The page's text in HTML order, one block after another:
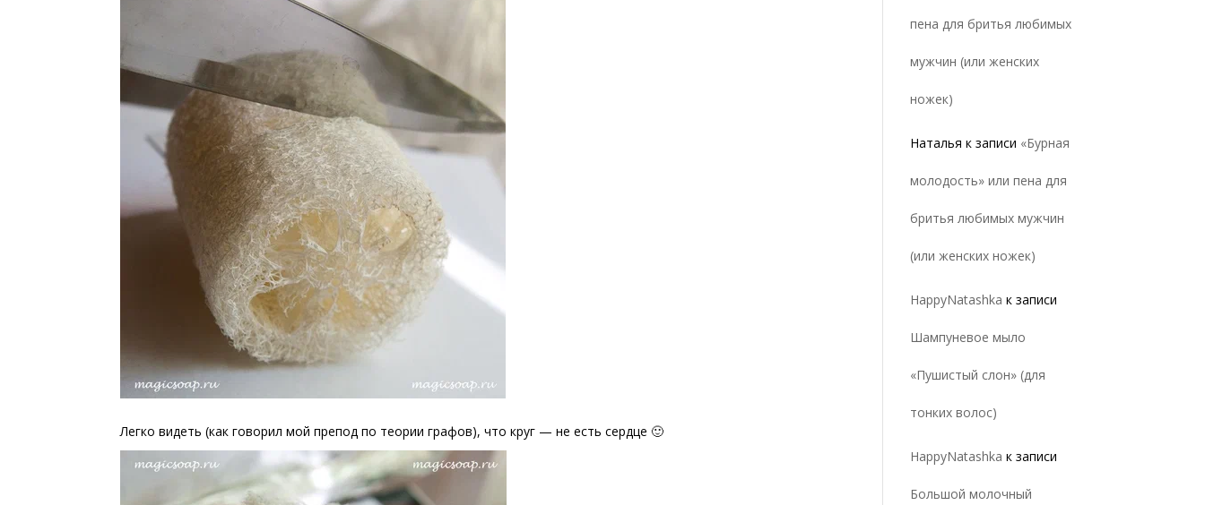
Легко видеть (как говорил мой препод по теории графов), что круг — не есть сердце 🙂
пена для бритья любимых
мужчин (или женских
ножек)
Наталья к записи «Бурная
молодость» или пена для
бритья любимых мужчин
(или женских ножек)
HappyNatashka к записи
Шампуневое мыло
«Пушистый слон» (для
тонких волос)
HappyNatashka к записи
Большой молочный